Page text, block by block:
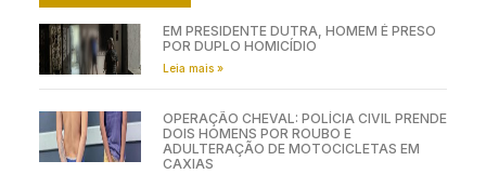
EM PRESIDENTE DUTRA, HOMEM É PRESO
POR DUPLO HOMICÍDIO
Leia mais »
OPERAÇÃO CHEVAL: POLÍCIA CIVIL PRENDE
DOIS HOMENS POR ROUBO E
ADULTERAÇÃO DE MOTOCICLETAS EM
CAXIAS